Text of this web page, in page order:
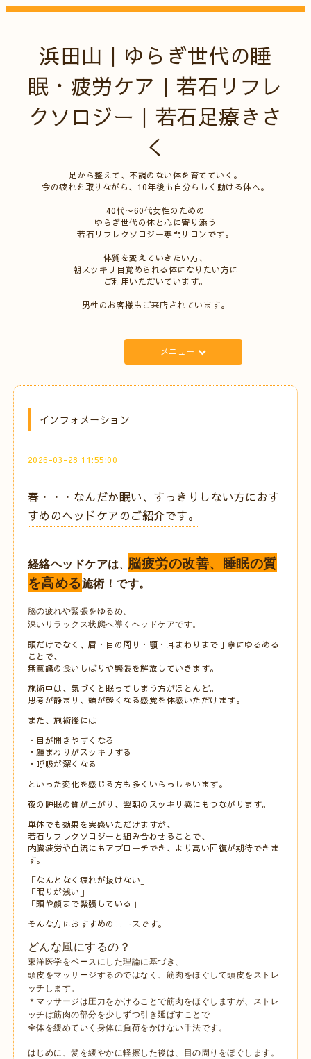
浜田山｜ゆらぎ世代の睡
眠・疲労ケア｜若石リフレ
クソロジー｜若石足療きさ
く
足から整えて、不調のない体を育てていく。
今の疲れを取りながら、10年後も自分らしく動ける体へ。
40代〜60代女性のための
ゆらぎ世代の体と心に寄り添う
若石リフレクソロジー専門サロンです。
体質を変えていきたい方、
朝スッキリ目覚められる体になりたい方に
ご利用いただいています。
男性のお客様もご来店されています。
メニュー
インフォメーション
2026-03-28 11:55:00
春・・・なんだか眠い、すっきりしない方におす
すめのヘッドケアのご紹介です。
経絡ヘッドケアは、 脳疲労の改善、睡眠の質
を高める施術！です。
脳の疲れや緊張をゆるめ、
深いリラックス状態へ導くヘッドケアです。
頭だけでなく、眉・目の周り・顎・耳まわりまで丁寧にゆるめる
ことで、
無意識の食いしばりや緊張を解放していきます。
施術中は、気づくと眠ってしまう方がほとんど。
思考が静まり、頭が軽くなる感覚を体感いただけます。
また、施術後には
・目が開きやすくなる
・顔まわりがスッキリする
・呼吸が深くなる
といった変化を感じる方も多くいらっしゃいます。
夜の睡眠の質が上がり、翌朝のスッキリ感にもつながります。
単体でも効果を実感いただけますが、
若石リフレクソロジーと組み合わせることで、
内臓疲労や血流にもアプローチでき、より高い回復が期待できま
す。
「なんとなく疲れが抜けない」
「眠りが浅い」
「頭や顔まで緊張している」
そんな方におすすめのコースです。
どんな風にするの？
東洋医学をベースにした理論に基づき、
頭皮をマッサージするのではなく、筋肉をほぐして頭皮をストレ
ッチします。
＊マッサージは圧力をかけることで筋肉をほぐしますが、ストレ
ッチは筋肉の部分を少しずつ引き延ばすことで
全体を緩めていく身体に負荷をかけない手法です。
はじめに、髪を緩やかに軽擦した後は、目の周りをほぐします。